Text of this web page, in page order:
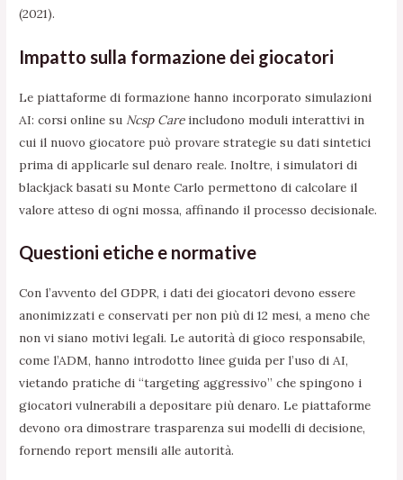
(2021).
Impatto sulla formazione dei giocatori
Le piattaforme di formazione hanno incorporato simulazioni
AI: corsi online su Ncsp Careincludono moduli interattivi in
cui il nuovo giocatore può provare strategie su dati sintetici
prima di applicarle sul denaro reale. Inoltre, i simulatori di
blackjack basati su Monte Carlo permettono di calcolare il
valore atteso di ogni mossa, affinando il processo decisionale.
Questioni etiche e normative
Con l’avvento del GDPR, i dati dei giocatori devono essere
anonimizzati e conservati per non più di 12 mesi, a meno che
non vi siano motivi legali. Le autorità di gioco responsabile,
come l’ADM, hanno introdotto linee guida per l’uso di AI,
vietando pratiche di “targeting aggressivo” che spingono i
giocatori vulnerabili a depositare più denaro. Le piattaforme
devono ora dimostrare trasparenza sui modelli di decisione,
fornendo report mensili alle autorità.